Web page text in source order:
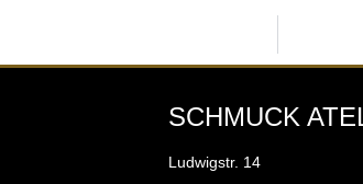
SCHMUCK
Ludwigstr. 14